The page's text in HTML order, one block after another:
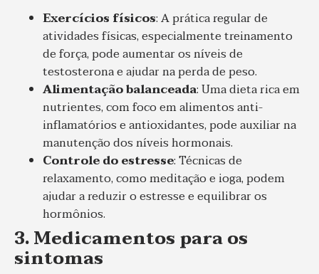
Exercícios físicos: A prática regular de
atividades físicas, especialmente treinamento
de força, pode aumentar os níveis de
testosterona e ajudar na perda de peso.
Alimentação balanceada: Uma dieta rica em
nutrientes, com foco em alimentos anti-
inflamatórios e antioxidantes, pode auxiliar na
manutenção dos níveis hormonais.
Controle do estresse: Técnicas de
relaxamento, como meditação e ioga, podem
ajudar a reduzir o estresse e equilibrar os
hormônios.
3. Medicamentos para os
sintomas